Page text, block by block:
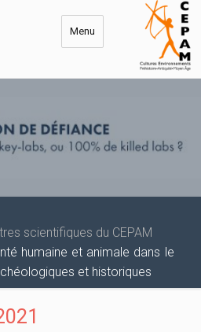
Menu
scientifiques du CEPAM
humaine et animale dans le
et historiques